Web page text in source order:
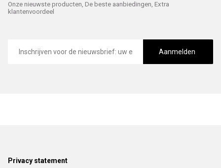
Onze nieuwste producten, De beste aanbiedingen, Extra
klantenvoordeel
mailadres
Aanmelden
Footer
Privacy statement